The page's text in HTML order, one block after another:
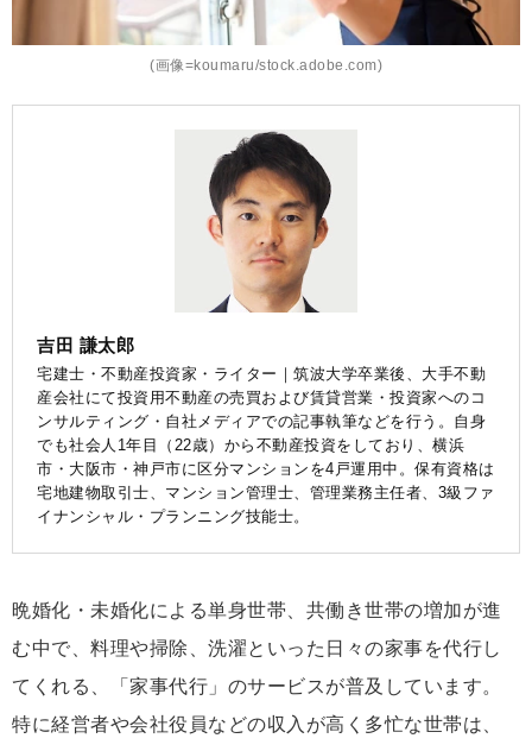
(画像=koumaru/stock.adobe.com)
吉田 謙太郎
宅建士・不動産投資家・ライター｜筑波大学卒業後、大手不動
産会社にて投資用不動産の売買および賃貸営業・投資家へのコ
ンサルティング・自社メディアでの記事執筆などを行う。自身
でも社会人1年目（22歳）から不動産投資をしており、横浜
市・大阪市・神戸市に区分マンションを4戸運用中。保有資格は
宅地建物取引士、マンション管理士、管理業務主任者、3級ファ
イナンシャル・プランニング技能士。
晩婚化・未婚化による単身世帯、共働き世帯の増加が進
む中で、料理や掃除、洗濯といった日々の家事を代行し
てくれる、「家事代行」のサービスが普及しています。
特に経営者や会社役員などの収入が高く多忙な世帯は、